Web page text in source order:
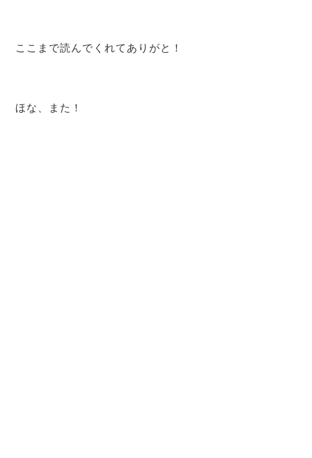
ここまで読んでくれてありがと！
ほな、また！